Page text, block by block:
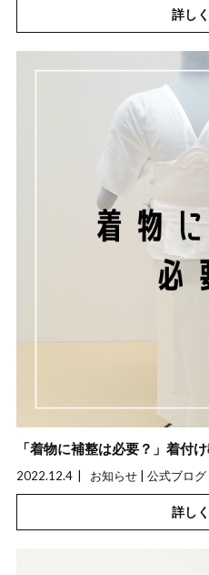
詳し
「着物に補整は必要？」着付
2022.12.4
お知らせ | 公式ブロ
詳し